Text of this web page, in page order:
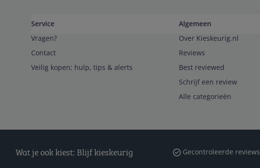
Service
Vragen?
Contact
Veilig kopen; hulp, tips & alerts
Algemeen
Over Kieskeurig.nl
Reviews
Best reviewed
Schrijf een review
Alle categorieën
Wat je ook kiest: Blijf kieskeurig Gecontroleerde reviews